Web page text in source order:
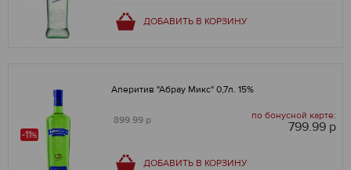
ДОБАВИТЬ В КОРЗИНУ
-11%
Аперитив "Абрау Микс" 0,7л. 15%
899.99 р по бонусной карте:
799.99 р
ДОБАВИТЬ В КОРЗИНУ